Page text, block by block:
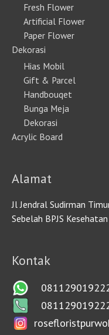
Fresh Flower
Artificial Flower
Paper Flower
Dekorasi
Hias Mobil
Gift & Parcel
Handbouqet
Bunga Meja
Dekorasi
Acrylic Board
Alamat
Jl Jendral Sudirman
Sebelah BPJS Kesehatan
Kontak